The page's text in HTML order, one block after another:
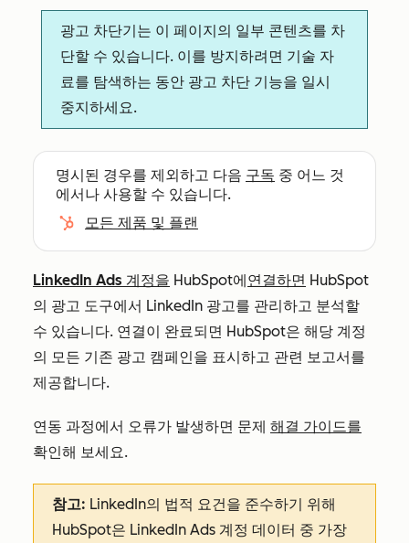
광고 차단기는 이 페이지의 일부 콘텐츠를 차
단할 수 있습니다. 이를 방지하려면 기술 자
료를 탐색하는 동안 광고 차단 기능을 일시
중지하세요.
명시된 경우를 제외하고 다음 구독 중 어느 것
에서나 사용할 수 있습니다.
모든 제품 및 플랜
LinkedIn Ads 계정을 HubSpot에연결하면 HubSpot
의 광고 도구에서 LinkedIn 광고를 관리하고 분석할
수 있습니다. 연결이 완료되면 HubSpot은 해당 계정
의 모든 기존 광고 캠페인을 표시하고 관련 보고서를
제공합니다.
연동 과정에서 오류가 발생하면 문제 해결 가이드를
확인해 보세요.
참고: LinkedIn의 법적 요건을 준수하기 위해
HubSpot은 LinkedIn Ads 계정 데이터 중 가장